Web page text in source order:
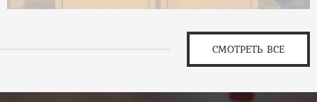
СМОТРЕТЬ ВСЕ